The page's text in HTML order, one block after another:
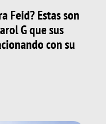
Feid? Estas son
G que sus
con su